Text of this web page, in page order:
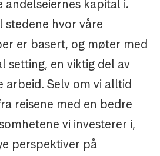
andelseiernes kapital i.
stedene hvor våre
er basert, og møter med
setting, en viktig del av
arbeid. Selv om vi alltid
reisene med en bedre
vi investerer i,
perspektiver på